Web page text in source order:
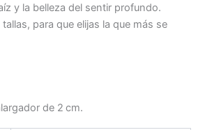
y la belleza del sentir profundo.
para que elijas la que más se
de 2 cm.